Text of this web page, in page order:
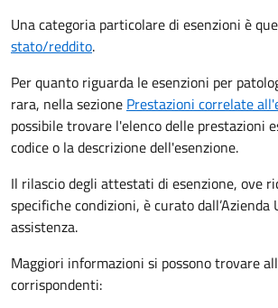
Una categoria particolare di esenzioni è
stato/reddito.
Per quanto riguarda le esenzioni per
rara, nella sezione Prestazioni correlate
possibile trovare l'elenco delle prestazioni
codice o la descrizione dell'esenzione.
Il rilascio degli attestati di esenzione, ove
specifiche condizioni, è curato dall’Azienda
assistenza.
Maggiori informazioni si possono trovare
corrispondenti: